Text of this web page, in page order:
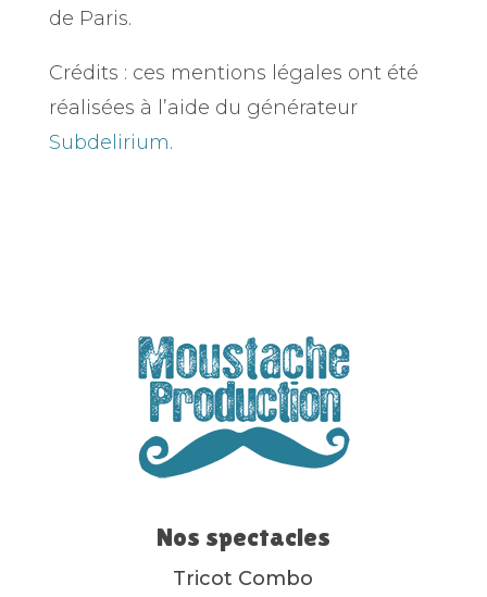
de Paris.
Crédits : ces mentions légales ont été
réalisées à l’aide du générateur
Subdelirium.
Nos spectacles
Tricot Combo